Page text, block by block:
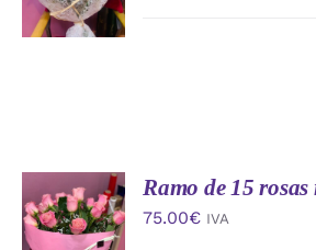
/
DETALLES
AÑADIR
AL
CARRITO
Ramo de 15 rosas
75.00€ IVA